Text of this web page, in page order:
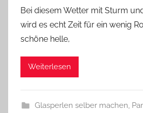
Bei diesem Wetter mit Sturm
wird es echt Zeit für ein wenig
schöne helle,
Weiterlesen
Glasperlen selber machen,